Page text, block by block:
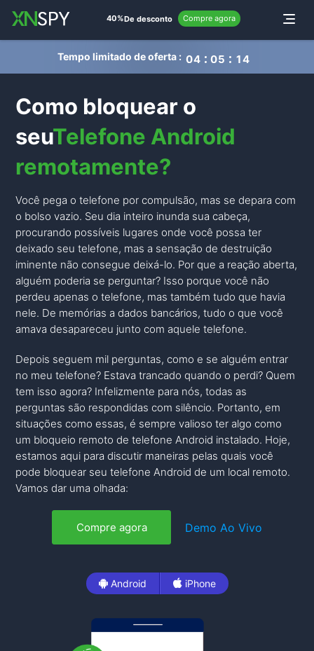
Alternar
40%De desconto Compre agora
Tempo limitado de oferta : 04 05 13
Como bloquear o
seuTelefone Android
remotamente?
Você pega o telefone por compulsão, mas se depara com
o bolso vazio. Seu dia inteiro inunda sua cabeça,
procurando possíveis lugares onde você possa ter
deixado seu telefone, mas a sensação de destruição
iminente não consegue deixá-lo. Por que a reação aberta,
alguém poderia se perguntar? Isso porque você não
perdeu apenas o telefone, mas também tudo que havia
nele. De memórias a dados bancários, tudo o que você
amava desapareceu junto com aquele telefone.
Depois seguem mil perguntas, como e se alguém entrar
no meu telefone? Estava trancado quando o perdi? Quem
tem isso agora? Infelizmente para nós, todas as
perguntas são respondidas com silêncio. Portanto, em
situações como essas, é sempre valioso ter algo como
um bloqueio remoto de telefone Android instalado. Hoje,
estamos aqui para discutir maneiras pelas quais você
pode bloquear seu telefone Android de um local remoto.
Vamos dar uma olhada:
Compre agora Demo Ao Vivo
Android iPhone